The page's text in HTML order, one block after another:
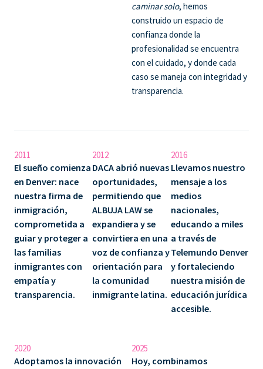
caminar solo, hemos
construido un espacio de
confianza donde la
profesionalidad se encuentra
con el cuidado, y donde cada
caso se maneja con integridad y
transparencia.
2011
El sueño comienza
en Denver: nace
nuestra firma de
inmigración,
comprometida a
guiar y proteger a
las familias
inmigrantes con
empatía y
transparencia.
2012
DACA abrió nuevas
oportunidades,
permitiendo que
ALBUJA LAW se
expandiera y se
convirtiera en una
voz de confianza y
orientación para
la comunidad
inmigrante latina.
2016
Llevamos nuestro
mensaje a los
medios
nacionales,
educando a miles
a través de
Telemundo Denver
y fortaleciendo
nuestra misión de
educación jurídica
accesible.
2020
Adoptamos la innovación
2025
Hoy, combinamos